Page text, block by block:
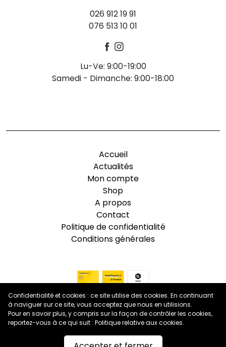
026 912 19 91
076 513 10 01
Lu-Ve: 9:00-19:00
Samedi - Dimanche: 9:00-18:00
Accueil
Actualités
Mon compte
Shop
A propos
Contact
Politique de confidentialité
Conditions générales
Confidentialité et cookies : ce site utilise des cookies. En continuant
à naviguer sur ce site, vous acceptez que nous en utilisions.
Pour en savoir plus, y compris sur la façon de contrôler les cookies,
reportez-vous à ce qui suit : Politique relative aux cookies.